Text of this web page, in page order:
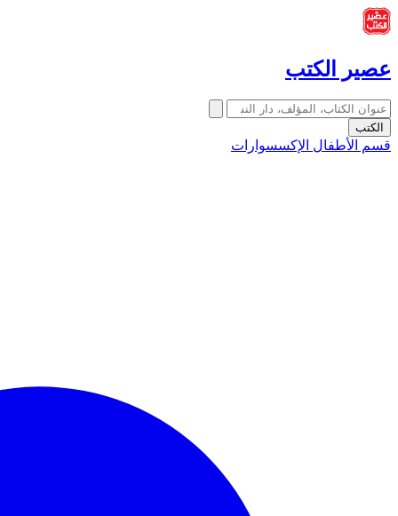
عصير الكتب
الكتب
قسم الأطفال الإكسسوارات